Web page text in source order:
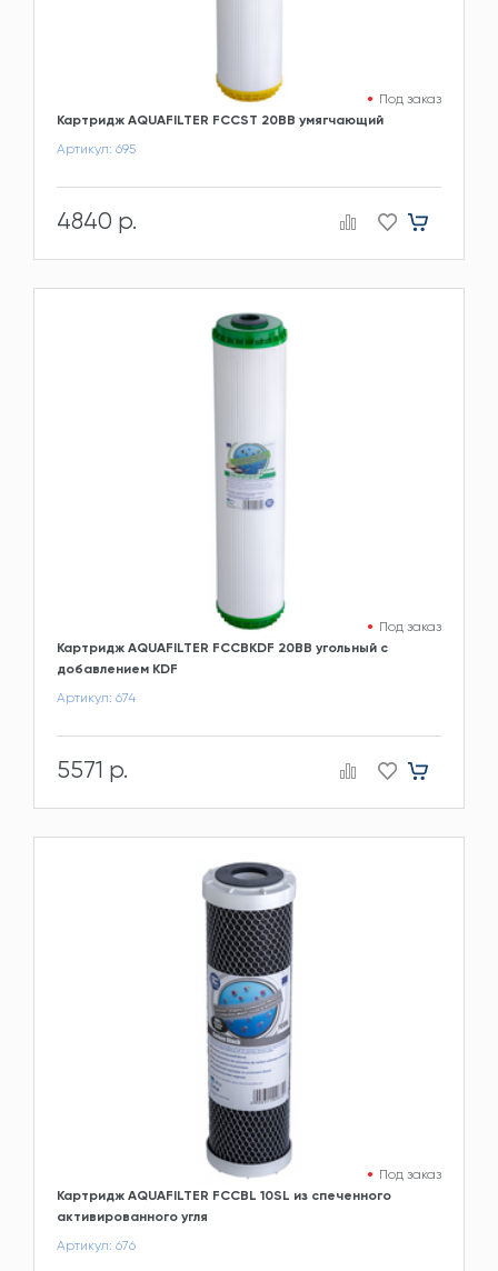
Под заказ
Картридж AQUAFILTER FCCST 20BB умягчающий
Артикул: 695
4840 р.
Под заказ
Картридж AQUAFILTER FCCBKDF 20BB угольный с
добавлением KDF
Артикул: 674
5571 р.
Под заказ
Картридж AQUAFILTER FCCBL 10SL из спеченного
активированного угля
Артикул: 676